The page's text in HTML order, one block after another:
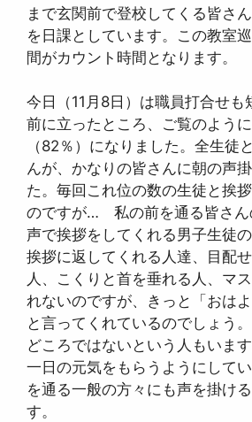
まで玄関前で登校してくる皆さ
を日課としています。この教室
間がカウント時間となります。
今日（11月8日）は職員打合せも
前に立ったところ、ご覧のよう
（82％）になりました。全生徒
んが、かなりの皆さんに朝の声
た。毎回これ位の数の生徒と挨
のですが… 私の前を通る皆さん
声で挨拶をしてくれる男子生徒
挨拶に返してくれる人達、目配
人、こくりと首を垂れる人、マ
れないのですが、きっと「おはよ
と言ってくれているのでしょう
どころではないという人もいま
一日の元気をもらうようにし
を通る一般の方々にも声を掛け
す。